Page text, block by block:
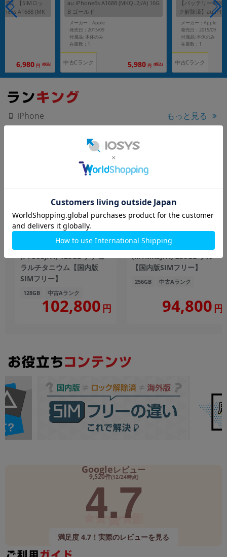
満】【SIMロッ
A1688 (MK
ズゴールド
6,980 円 (税込)
au iPhone6s A1688 (MKQL2J/A) 16G
B ゴールド
メーカー：Apple
発売日：2015/09
付属品: 本体のみ
在庫数：1
中古Cランク 5,980 円 (税込)
【バッテリー80%
ク解除済】au
0X2J/A) 32GB シル
メーカー：Apple
発売日：2015/09
付属品: 本体のみ
在庫数：1
中古Cランク
iPhone もっと見る
iPhone15 Pro A3101
(FTU93J/A) 128GB ナチュ
ラルチタニウム【国内版
SIMフリー】
128GB 中古Aランク
102,800 円
iPhone15 A3089
(MTMR3J/A) 256GB ブルー
【国内版SIMフリー】
256GB 中古Aランク
94,800 円
Googleレビュー
9,520件(12/24時点)
4.7
満足度 4.7！実際のレビューを見る